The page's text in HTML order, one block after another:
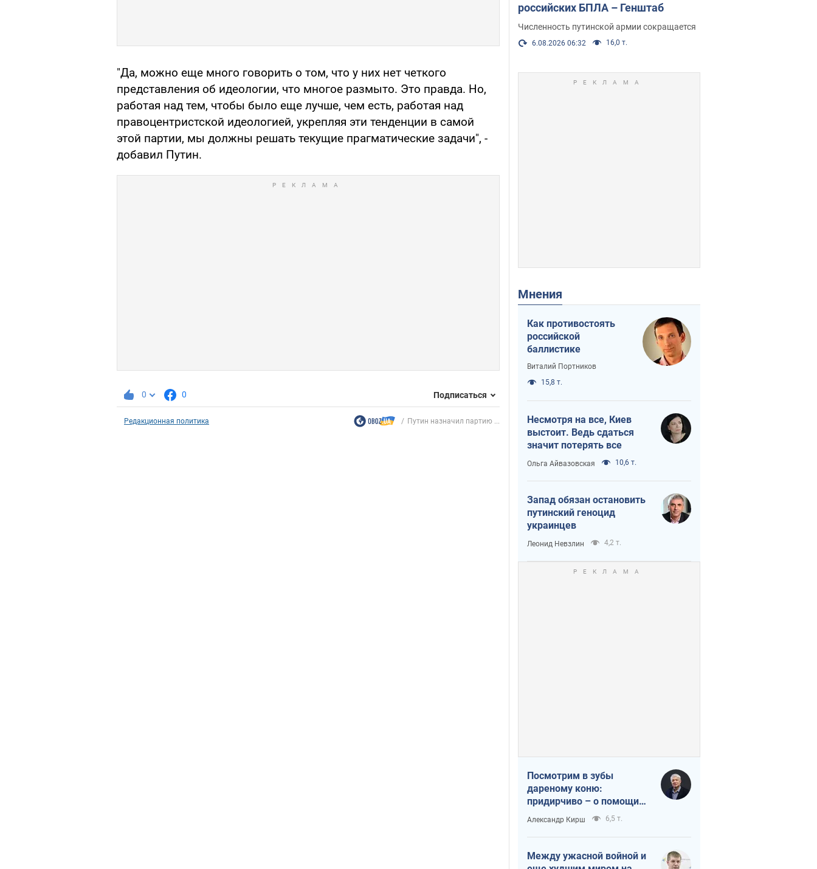
"Да, можно еще много говорить о том, что у них нет четкого
представления об идеологии, что многое размыто. Это правда. Но,
работая над тем, чтобы было еще лучше, чем есть, работая над
правоцентристской идеологией, укрепляя эти тенденции в самой
этой партии, мы должны решать текущие прагматические задачи", -
добавил Путин.
0 0 Подписаться
Редакционная политика Путин назначил партию ...
российских БПЛА – Генштаб
Численность путинской армии сокращается
6.08.2026 06:32 16,0 т.
Мнения
Как противостоять
российской
баллистике
Виталий Портников
15,8 т.
Несмотря на все, Киев
выстоит. Ведь сдаться
значит потерять все
Ольга Айвазовская 10,6 т.
Запад обязан остановить
путинский геноцид
украинцев
Леонид Невзлин 4,2 т.
Посмотрим в зубы
дареному коню:
придирчиво – о помощи
Украине
Александр Кирш 6,5 т.
Между ужасной войной и